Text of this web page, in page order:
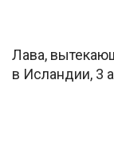
Лава,
в Исландии, 3